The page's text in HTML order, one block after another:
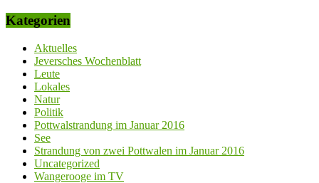
Kategorien
Aktuelles
Jeversches Wochenblatt
Leute
Lokales
Natur
Politik
Pottwalstrandung im Januar 2016
See
Strandung von zwei Pottwalen im Januar 2016
Uncategorized
Wangerooge im TV